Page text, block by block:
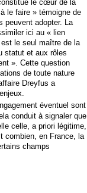
le cœur de la
le faire » témoigne de
peuvent adopter. La
ici au « lien
le seul maître de la
statut et aux rôles
». Cette question
de toute nature
Dreyfus a
éventuel sont
conduit à signaler que
celle, a priori légitime,
combien, en France, la
champs